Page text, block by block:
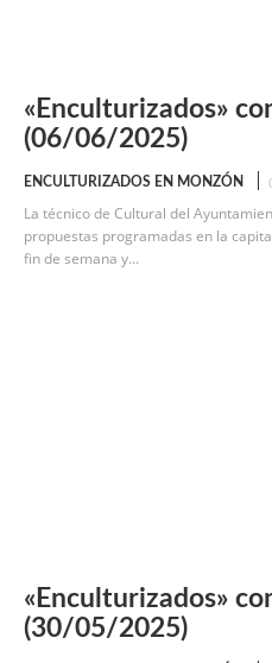
«Enculturizados»
(06/06/2025)
ENCULTURIZADOS EN MONZÓN
La técnico de Cultural del
propuestas programadas en la
fin de semana y...
«Enculturizados»
(30/05/2025)